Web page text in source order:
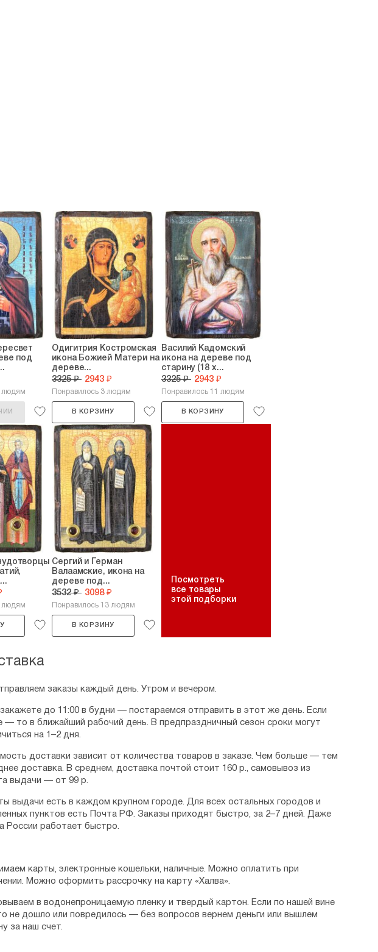
под
людям
Одигитрия Костромская
икона Божией Матери на
дереве...
3325 ₽ 2943 ₽
Понравилось 3 людям
В КОРЗИНУ
Василий Кадомский
икона на дереве под
старину (18 х...
3325 ₽ 2943 ₽
Понравилось 11 людям
В КОРЗИНУ
людям
Сергий и Герман
Валаамские, икона на
дереве под...
3532 ₽ 3098 ₽
Понравилось 13 людям
В КОРЗИНУ
Посмотреть
все товары
этой подборки
заказы каждый день. Утром и вечером.
закажете до 11:00 в будни — постараемся отправить в этот же день. Если
— то в ближайший рабочий день. В предпраздничный сезон сроки могут
на 1–2 дня.
доставки зависит от количества товаров в заказе. Чем больше — тем
доставка. В среднем, доставка почтой стоит 160 р., самовывоз из
выдачи — от 99 р.
выдачи есть в каждом крупном городе. Для всех остальных городов и
пунктов есть Почта РФ. Заказы приходят быстро, за 2–7 дней. Даже
России работает быстро.
карты, электронные кошельки, наличные. Можно оплатить при
Можно оформить рассрочку на карту «Халва».
в водонепроницаемую пленку и твердый картон. Если по нашей вине
не дошло или повредилось — без вопросов вернем деньги или вышлем
за наш счет.